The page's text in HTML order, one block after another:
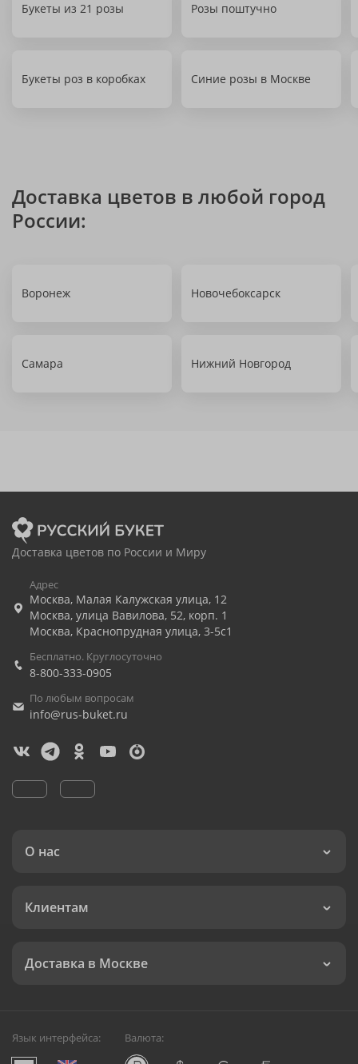
Букеты из 21 розы Розы поштучно
Букеты роз в коробках Синие розы в Москве
Доставка цветов в любой город
России:
Воронеж Новочебоксарск
Самара Нижний Новгород
Доставка цветов по России и Миру
Адрес
Москва, Малая Калужская улица, 12
Москва, улица Вавилова, 52, корп. 1
Москва, Краснопрудная улица, 3-5с1
Бесплатно. Круглосуточно
8-800-333-0905
По любым вопросам
info@rus-buket.ru
О нас
Клиентам
Доставка в Москве
Язык интерфейса: Валюта: